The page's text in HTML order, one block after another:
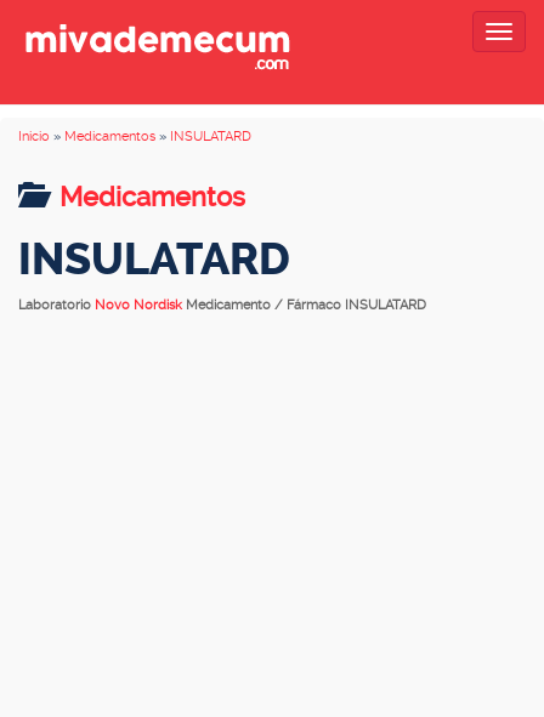
Inicio » Medicamentos » INSULATARD
Medicamentos
INSULATARD
Laboratorio Novo Nordisk Medicamento / Fármaco INSULATARD